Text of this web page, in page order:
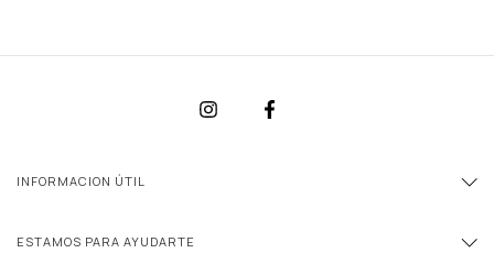
INFORMACION ÚTIL
ESTAMOS PARA AYUDARTE